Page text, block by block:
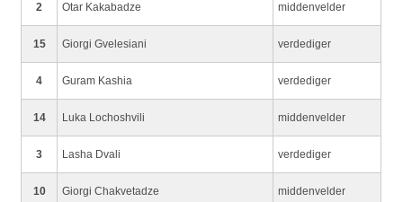
2 Otar Kakabadze middenvelder
15 Giorgi Gvelesiani verdediger
4 Guram Kashia verdediger
14 Luka Lochoshvili middenvelder
3 Lasha Dvali verdediger
10 Giorgi Chakvetadze middenvelder